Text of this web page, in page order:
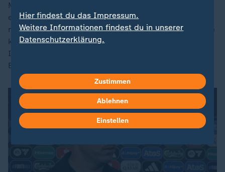
Mendes engte die Kreise von Yamal oft entscheidend
ein. Dessen Flügelpartner Nico Williams griff auch
nicht entscheidend in die Partie ein. Ob der 22-Jährige
künftig öfter in der Endspiel-Arena aufläuft? Das
Interesse des FC Bayern an dem Profi von Athletic
Bilbao soll groß sein.
Hier findest du das Impressum.
Weitere Informationen findest du in unserer
Datenschutzerklärung.
Zustimmen
Ablehnen
Einstellen